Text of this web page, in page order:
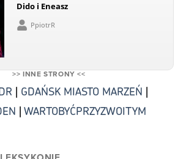
Dido i Eneasz
PpiotrR
>> INNE STRONY <<
| GDAŃSK MIASTO MARZEŃ |
| WARTOBYĆPRZYZWOITYM